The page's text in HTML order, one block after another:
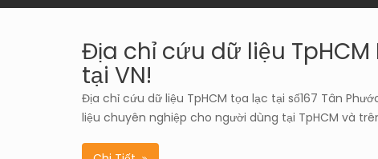
Địa chỉ cứu dữ liệu TpHCM
tại VN!
Địa chỉ cứu dữ liệu TpHCM tọa lạc tại số167 Tân
liệu chuyên nghiệp cho người dùng tại TpHCM và